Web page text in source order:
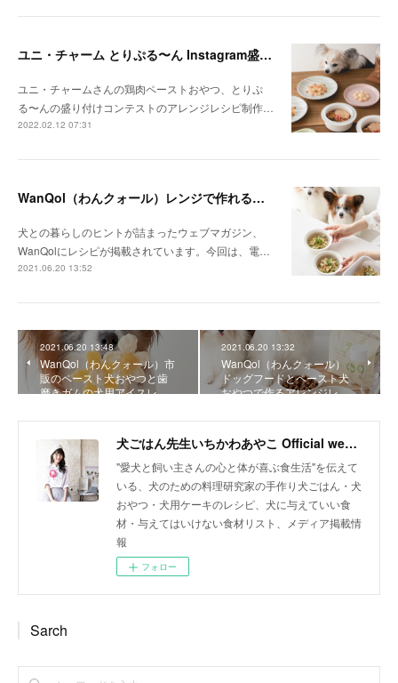
ユニ・チャーム とりぷる〜ん Instagram盛り付けコンテスト
ユニ・チャームさんの鶏肉ペーストおやつ、とりぷ
る〜んの盛り付けコンテストのアレンジレシピ制作…
2022.02.12 07:31
WanQol（わんクォール）レンジで作れる犬ごはんレシピ掲載
犬との暮らしのヒントが詰まったウェブマガジン、
WanQolにレシピが掲載されています。今回は、電…
2021.06.20 13:52
2021.06.20 13:48
WanQol（わんクォール）市
販のペースト犬おやつと歯
磨きガムの犬用アイスレ…
2021.06.20 13:32
WanQol（わんクォール）
ドッグフードとペースト犬
おやつで作るアレンジレ…
犬ごはん先生いちかわあやこ Official web site
"愛犬と飼い主さんの心と体が喜ぶ食生活"を伝えて
いる、犬のための料理研究家の手作り犬ごはん・犬
おやつ・犬用ケーキのレシピ、犬に与えていい食
材・与えてはいけない食材リスト、メディア掲載情
報
フォロー
Sarch